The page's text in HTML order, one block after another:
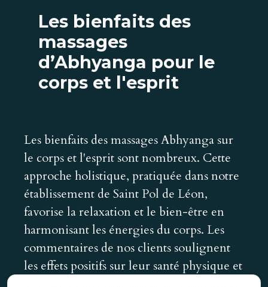
Les bienfaits des
massages
d’Abhyanga pour le
corps et l'esprit
Les bienfaits des massages Abhyanga sur
le corps et l'esprit sont nombreux. Cette
approche holistique, pratiquée dans notre
établissement de Saint Pol de Léon,
favorise la relaxation et le bien-être en
harmonisant les énergies du corps. Les
commentaires de nos clients soulignent
les effets positifs sur leur santé physique et